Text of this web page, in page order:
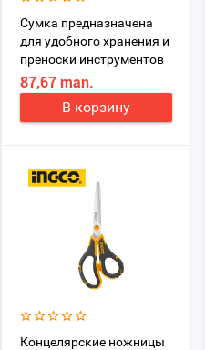
Сумка предназначена
для удобного хранения и
преноски инструментов
TOTAL THT26131 13
87,67 man.
В корзину
Концелярские ножницы